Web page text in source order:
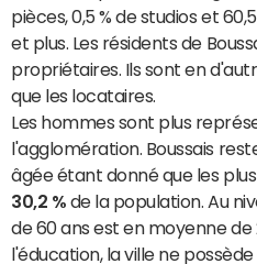
pièces, 0,5 % de studios et
et plus. Les résidents de
propriétaires. Ils sont en
que les locataires.
Les hommes sont plus
l'agglomération. Boussais
âgée étant donné que les
30,2 % de la population. Au
de 60 ans est en moyenne de
l'éducation, la ville ne